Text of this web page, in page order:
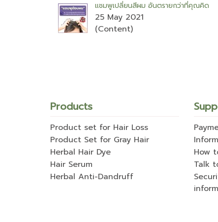
แชมพูเปลี่ยนสีผม อันตรายกว่าที่คุณคิด
25 May 2021
(Content)
Products
Product set for Hair Loss
Product Set for Gray Hair
Herbal Hair Dye
Hair Serum
Herbal Anti-Dandruff
How
Talk